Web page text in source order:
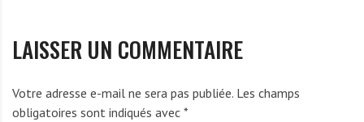
u
D
LAISSER UN COMMENTAIRE
Votre adresse e-mail ne sera pas publiée. Les champs
obligatoires sont indiqués avec *